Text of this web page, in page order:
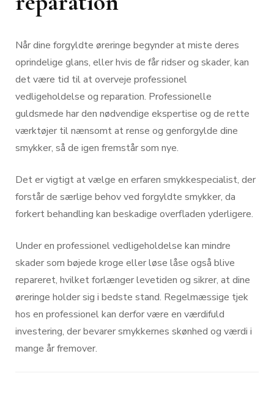
Når dine forgyldte øreringe begynder at miste deres
oprindelige glans, eller hvis de får ridser og skader, kan
det være tid til at overveje professionel
vedligeholdelse og reparation. Professionelle
guldsmede har den nødvendige ekspertise og de rette
værktøjer til nænsomt at rense og genforgylde dine
smykker, så de igen fremstår som nye.
Det er vigtigt at vælge en erfaren smykkespecialist, der
forstår de særlige behov ved forgyldte smykker, da
forkert behandling kan beskadige overfladen yderligere.
Under en professionel vedligeholdelse kan mindre
skader som bøjede kroge eller løse låse også blive
repareret, hvilket forlænger levetiden og sikrer, at dine
øreringe holder sig i bedste stand. Regelmæssige tjek
hos en professionel kan derfor være en værdifuld
investering, der bevarer smykkernes skønhed og værdi i
mange år fremover.